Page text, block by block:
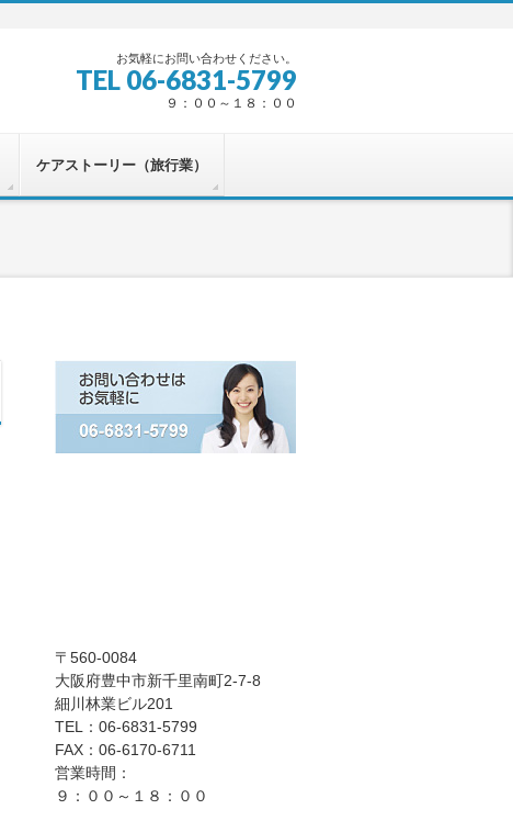
お気軽にお問い合わせください。
TEL 06-6831-5799
９：００～１８：００
ケアストーリー（旅行業）
〒560-0084
大阪府豊中市新千里南町2-7-8
細川林業ビル201
TEL：06-6831-5799
FAX：06-6170-6711
営業時間：
９：００～１８：００